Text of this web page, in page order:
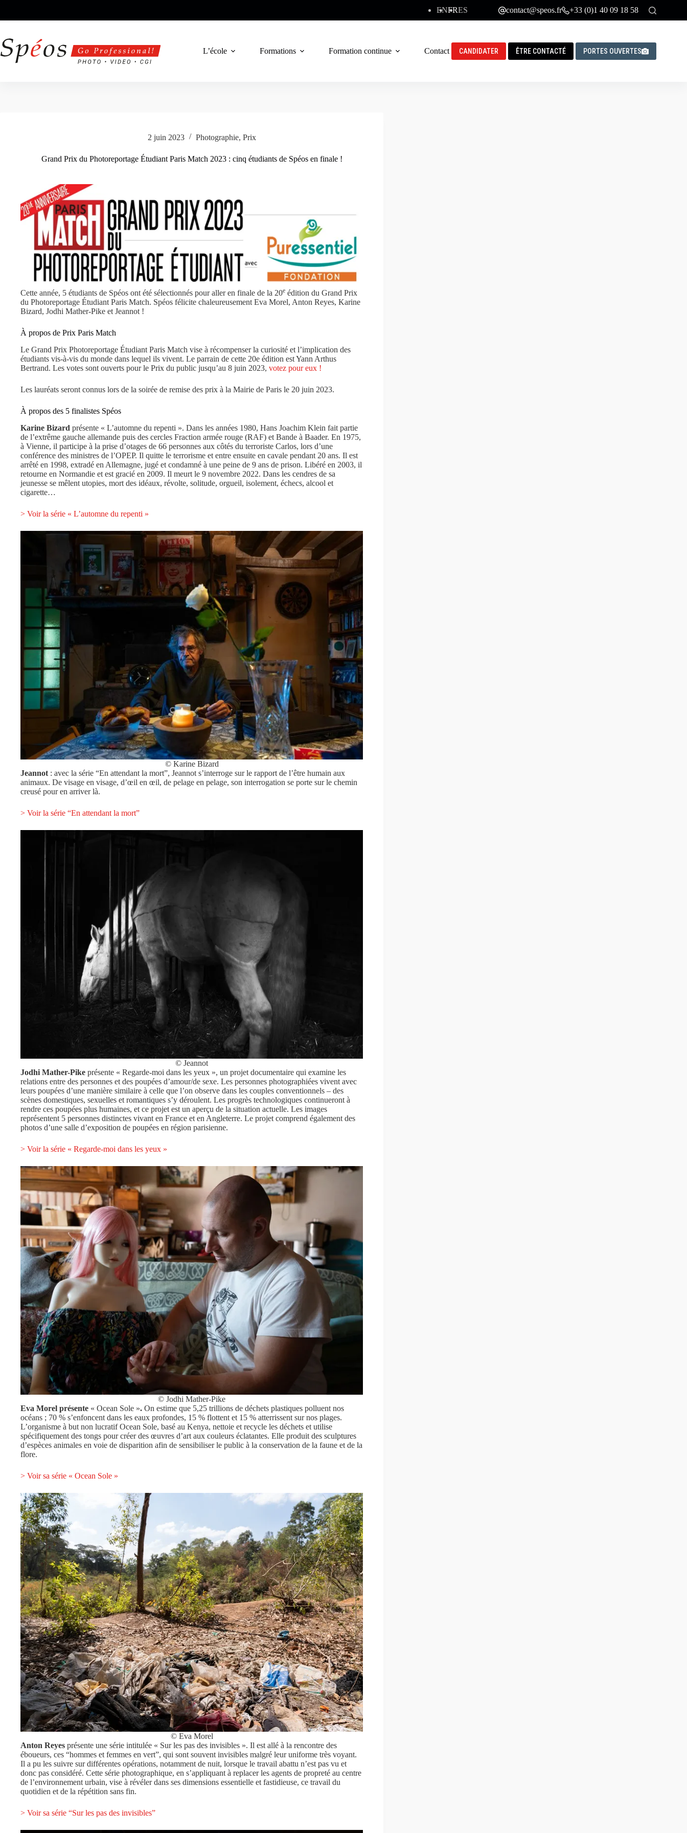
contenu
ENFRES contact@speos.fr +33 (0)1 40 09 18 58
L’école Formations Formation continue Contact CANDIDATER ÊTRE CONTACTÉ PORTES OUVERTES
2 juin 2023 Photographie, Prix
Grand Prix du Photoreportage Étudiant Paris Match 2023 : cinq étudiants de Spéos en finale !
Cette année, 5 étudiants de Spéos ont été sélectionnés pour aller en finale de la 20e édition du Grand Prix
du Photoreportage Étudiant Paris Match. Spéos félicite chaleureusement Eva Morel, Anton Reyes, Karine
Bizard, Jodhi Mather-Pike et Jeannot !
À propos de Prix Paris Match
Le Grand Prix Photoreportage Étudiant Paris Match vise à récompenser la curiosité et l’implication des
étudiants vis-à-vis du monde dans lequel ils vivent. Le parrain de cette 20e édition est Yann Arthus
Bertrand. Les votes sont ouverts pour le Prix du public jusqu’au 8 juin 2023, votez pour eux !
Les lauréats seront connus lors de la soirée de remise des prix à la Mairie de Paris le 20 juin 2023.
À propos des 5 finalistes Spéos
Karine Bizard présente « L’automne du repenti ». Dans les années 1980, Hans Joachim Klein fait partie
de l’extrême gauche allemande puis des cercles Fraction armée rouge (RAF) et Bande à Baader. En 1975,
à Vienne, il participe à la prise d’otages de 66 personnes aux côtés du terroriste Carlos, lors d’une
conférence des ministres de l’OPEP. Il quitte le terrorisme et entre ensuite en cavale pendant 20 ans. Il est
arrêté en 1998, extradé en Allemagne, jugé et condamné à une peine de 9 ans de prison. Libéré en 2003, il
retourne en Normandie et est gracié en 2009. Il meurt le 9 novembre 2022. Dans les cendres de sa
jeunesse se mêlent utopies, mort des idéaux, révolte, solitude, orgueil, isolement, échecs, alcool et
cigarette…
> Voir la série « L’automne du repenti »
© Karine Bizard
Jeannot : avec la série “En attendant la mort”, Jeannot s’interroge sur le rapport de l’être humain aux
animaux. De visage en visage, d’œil en œil, de pelage en pelage, son interrogation se porte sur le chemin
creusé pour en arriver là.
> Voir la série “En attendant la mort”
© Jeannot
Jodhi Mather-Pike présente « Regarde-moi dans les yeux », un projet documentaire qui examine les
relations entre des personnes et des poupées d’amour/de sexe. Les personnes photographiées vivent avec
leurs poupées d’une manière similaire à celle que l’on observe dans les couples conventionnels – des
scènes domestiques, sexuelles et romantiques s’y déroulent. Les progrès technologiques continueront à
rendre ces poupées plus humaines, et ce projet est un aperçu de la situation actuelle. Les images
représentent 5 personnes distinctes vivant en France et en Angleterre. Le projet comprend également des
photos d’une salle d’exposition de poupées en région parisienne.
> Voir la série « Regarde-moi dans les yeux »
© Jodhi Mather-Pike
Eva Morel présente « Ocean Sole ». On estime que 5,25 trillions de déchets plastiques polluent nos
océans ; 70 % s’enfoncent dans les eaux profondes, 15 % flottent et 15 % atterrissent sur nos plages.
L’organisme à but non lucratif Ocean Sole, basé au Kenya, nettoie et recycle les déchets et utilise
spécifiquement des tongs pour créer des œuvres d’art aux couleurs éclatantes. Elle produit des sculptures
d’espèces animales en voie de disparition afin de sensibiliser le public à la conservation de la faune et de la
flore.
> Voir sa série « Ocean Sole »
© Eva Morel
Anton Reyes présente une série intitulée « Sur les pas des invisibles ». Il est allé à la rencontre des
éboueurs, ces “hommes et femmes en vert”, qui sont souvent invisibles malgré leur uniforme très voyant.
Il a pu les suivre sur différentes opérations, notamment de nuit, lorsque le travail abattu n’est pas vu et
donc pas considéré. Cette série photographique, en s’appliquant à replacer les agents de propreté au centre
de l’environnement urbain, vise à révéler dans ses dimensions essentielle et fastidieuse, ce travail du
quotidien et de la répétition sans fin.
> Voir sa série “Sur les pas des invisibles”